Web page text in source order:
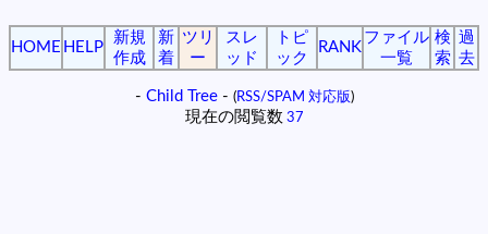
HOME HELP
新規
作成
新
着
ツリ
ー
スレ
ッド
トピ
ック
RANK
ファイル
一覧
検
索
過
去
- Child Tree- (RSS/SPAM 対応版)
現在の閲覧数 37